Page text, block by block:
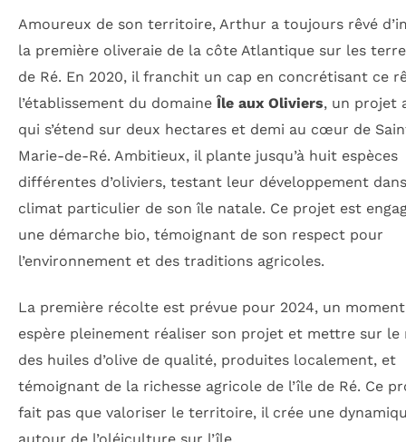
Amoureux de son territoire, Arthur a toujours rêvé
la première oliveraie de la côte Atlantique sur les
de Ré. En 2020, il franchit un cap en concrétisant ce
l’établissement du domaine Île aux Oliviers, un projet
qui s’étend sur deux hectares et demi au cœur de
Marie-de-Ré. Ambitieux, il plante jusqu’à huit espèces
différentes d’oliviers, testant leur développement
climat particulier de son île natale. Ce projet est
une démarche bio, témoignant de son respect pour
l’environnement et des traditions agricoles.
La première récolte est prévue pour 2024, un
espère pleinement réaliser son projet et mettre sur le
des huiles d’olive de qualité, produites localement, et
témoignant de la richesse agricole de l’île de Ré. Ce
fait pas que valoriser le territoire, il crée une